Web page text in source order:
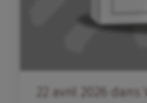
avril dans